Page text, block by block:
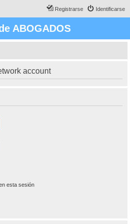
Identificarse
Registrarse
ABOGADOS
account
esta sesión